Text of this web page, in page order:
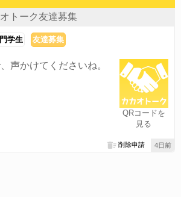
トーク友達募集
学生 友達募集
QRコードを
見る
声かけてくださいね。
4日前
削除申請